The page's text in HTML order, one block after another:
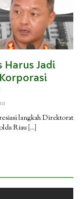
Harus Jadi
langkah Direktorat
Riau […]